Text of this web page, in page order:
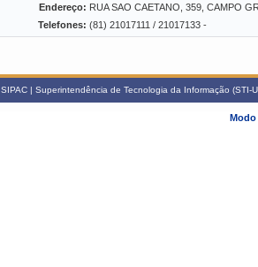
Endereço: RUA SAO CAETANO, 359, CAMPO
Telefones: (81) 21017111 / 21017133 -
SIPAC | Superintendência de Tecnologia da Informação
Modo